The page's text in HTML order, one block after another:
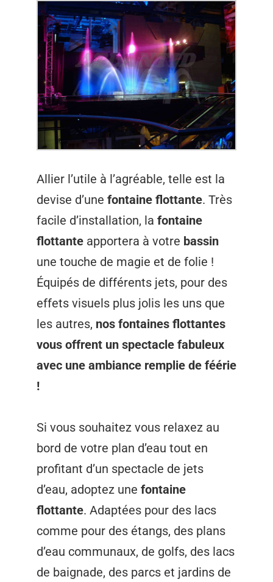
Allier l’utile à l’agréable, telle est la
devise d’une fontaine flottante. Très
facile d’installation, la fontaine
flottante apportera à votre bassin
une touche de magie et de folie !
Équipés de différents jets, pour des
effets visuels plus jolis les uns que
les autres, nos fontaines flottantes
vous offrent un spectacle fabuleux
avec une ambiance remplie de féérie
!
Si vous souhaitez vous relaxez au
bord de votre plan d’eau tout en
profitant d’un spectacle de jets
d’eau, adoptez une fontaine
flottante. Adaptées pour des lacs
comme pour des étangs, des plans
d’eau communaux, de golfs, des lacs
de baignade, des parcs et jardins de